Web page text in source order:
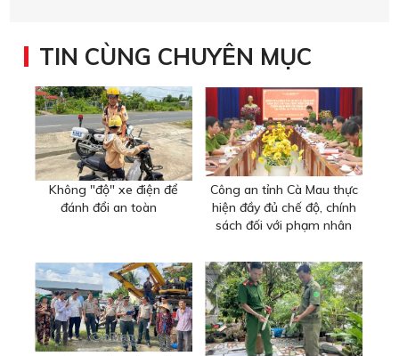
TIN CÙNG CHUYÊN MỤC
Không "độ" xe điện để
đánh đổi an toàn
Công an tỉnh Cà Mau thực
hiện đầy đủ chế độ, chính
sách đối với phạm nhân